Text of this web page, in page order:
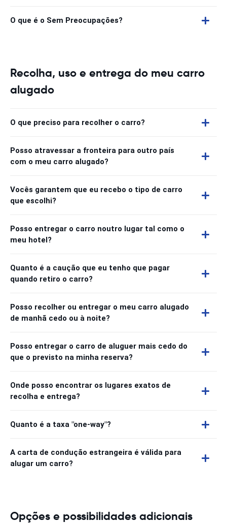
O que é o Sem Preocupações?
Recolha, uso e entrega do meu carro
alugado
O que preciso para recolher o carro?
Posso atravessar a fronteira para outro país
com o meu carro alugado?
Vocês garantem que eu recebo o tipo de carro
que escolhi?
Posso entregar o carro noutro lugar tal como o
meu hotel?
Quanto é a caução que eu tenho que pagar
quando retiro o carro?
Posso recolher ou entregar o meu carro alugado
de manhã cedo ou à noite?
Posso entregar o carro de aluguer mais cedo do
que o previsto na minha reserva?
Onde posso encontrar os lugares exatos de
recolha e entrega?
Quanto é a taxa "one-way"?
A carta de condução estrangeira é válida para
alugar um carro?
Opções e possibilidades adicionais